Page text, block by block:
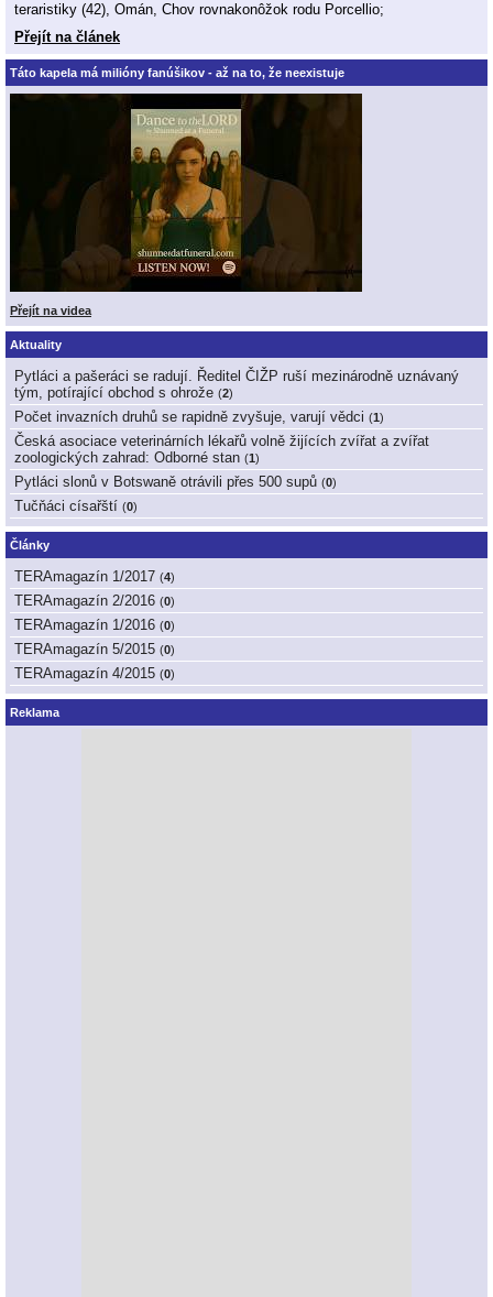
teraristiky (42), Omán, Chov rovnakonôžok rodu Porcellio;
Přejít na článek
Táto kapela má milióny fanúšikov - až na to, že neexistuje
Přejít na videa
Aktuality
Pytláci a pašeráci se radují. Ředitel ČIŽP ruší mezinárodně uznávaný
tým, potírající obchod s ohrože (2)
Počet invazních druhů se rapidně zvyšuje, varují vědci (1 )
Česká asociace veterinárních lékařů volně žijících zvířat a zvířat
zoologických zahrad: Odborné stan (1 )
Pytláci slonů v Botswaně otrávili přes 500 supů (0)
Tučňáci císařští (0)
Články
TERAmagazín 1/2017 (4)
TERAmagazín 2/2016 (0)
TERAmagazín 1/2016 (0)
TERAmagazín 5/2015 (0)
TERAmagazín 4/2015 (0)
Reklama